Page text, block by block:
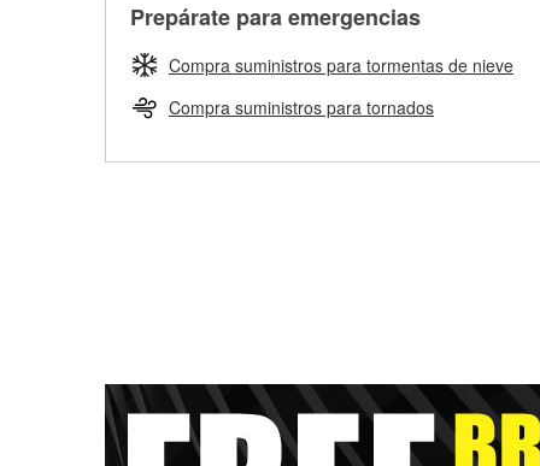
Prepárate para emergencias
Compra suministros para tormentas de nieve
Compra suministros para tornados